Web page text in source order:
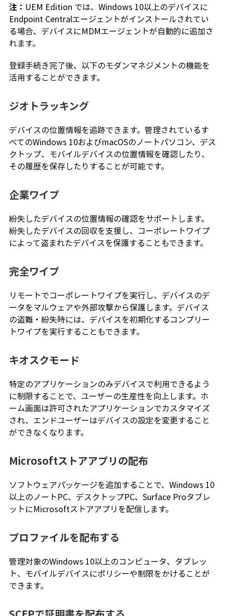
注： UEM Edition では、Windows 10以上のデバイスに
Endpoint Centralエージェントがインストールされてい
る場合、デバイスにMDMエージェントが自動的に追加さ
れます。
登録手続き完了後、以下のモダンマネジメントの機能を
活用することができます。
ジオトラッキング
デバイスの位置情報を追跡できます。管理されているす
べてのWindows 10およびmacOSのノートパソコン、デス
クトップ、モバイルデバイスの位置情報を確認したり、
その履歴を保存したりすることが可能です。
企業ワイプ
紛失したデバイスの位置情報の確認をサポートします。
紛失したデバイスの回収を支援し、コーポレートワイプ
によって盗まれたデバイスを保護することもできます。
完全ワイプ
リモートでコーポレートワイプを実行し、デバイスのデ
ータをマルウェアや外部攻撃から保護します。デバイス
の盗難・紛失時には、デバイスを初期化するコンプリー
トワイプを実行することもできます。
キオスクモード
特定のアプリケーションのみデバイスで利用できるよう
に制限することで、ユーザーの生産性を向上します。ホ
ーム画面は許可されたアプリケーションでカスタマイズ
され、エンドユーザーはデバイスの設定を変更すること
ができなくなります。
Microsoftストアアプリの配布
ソフトウェアパッケージを追加することで、Windows 10
以上のノートPC、デスクトップPC、Surface Proタブレ
ットにMicrosoftストアアプリを配信します。
プロファイルを配布する
管理対象のWindows 10以上のコンピュータ、タブレッ
ト、モバイルデバイスにポリシーや制限をかけることが
できます。